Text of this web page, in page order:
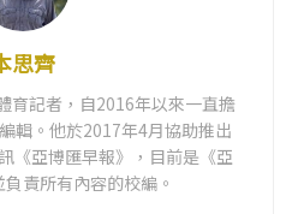
思齊
育記者，自2016年以來一直擔
輯。他於2017年4月協助推出
《亞博匯早報》，目前是《亞
責所有內容的校編。